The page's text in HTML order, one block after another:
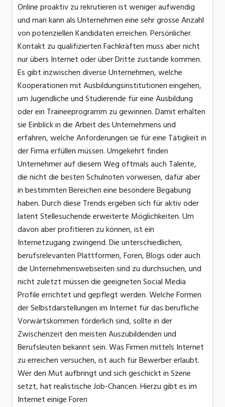
Online proaktiv zu rekrutieren ist weniger aufwendig
und man kann als Unternehmen eine sehr grosse Anzahl
von potenziellen Kandidaten erreichen. Persönlicher
Kontakt zu qualifizierten Fachkräften muss aber nicht
nur übers Internet oder über Dritte zustande kommen.
Es gibt inzwischen diverse Unternehmen, welche
Kooperationen mit Ausbildungsinstitutionen eingehen,
um Jugendliche und Studierende für eine Ausbildung
oder ein Traineeprogramm zu gewinnen. Damit erhalten
sie Einblick in die Arbeit des Unternehmens und
erfahren, welche Anforderungen sie für eine Tätigkeit in
der Firma erfüllen müssen. Umgekehrt finden
Unternehmer auf diesem Weg oftmals auch Talente,
die nicht die besten Schulnoten vorweisen, dafür aber
in bestimmten Bereichen eine besondere Begabung
haben. Durch diese Trends ergeben sich für aktiv oder
latent Stellesuchende erweiterte Möglichkeiten. Um
davon aber profitieren zu können, ist ein
Internetzugang zwingend. Die unterschiedlichen,
berufsrelevanten Plattformen, Foren, Blogs oder auch
die Unternehmenswebseiten sind zu durchsuchen, und
nicht zuletzt müssen die geeigneten Social Media
Profile errichtet und gepflegt werden. Welche Formen
der Selbstdarstellungen im Internet für das berufliche
Vorwärtskommen förderlich sind, sollte in der
Zwischenzeit den meisten Auszubildenden und
Berufsleuten bekannt sein. Was Firmen mittels Internet
zu erreichen versuchen, ist auch für Bewerber erlaubt.
Wer den Mut aufbringt und sich geschickt in Szene
setzt, hat realistische Job-Chancen. Hierzu gibt es im
Internet einige Foren